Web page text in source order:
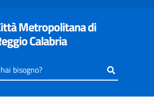
Metropolitana di
Calabria